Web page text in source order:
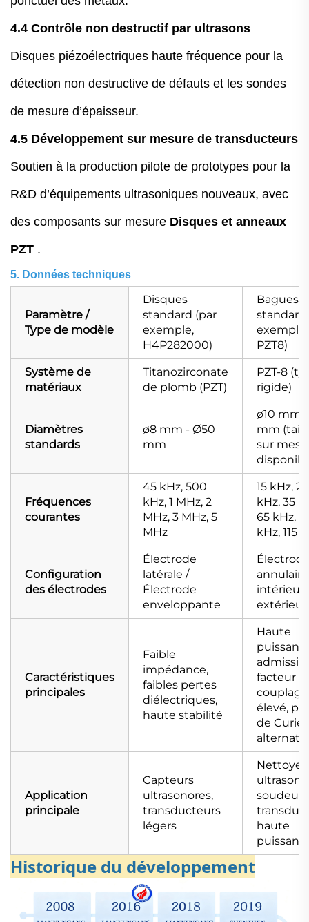
4.4 Contrôle non destructif par ultrasons
Disques piézoélectriques haute fréquence pour la
détection non destructive de défauts et les sondes
de mesure d’épaisseur.
4.5 Développement sur mesure de transducteurs
Soutien à la production pilote de prototypes pour la
R&D d’équipements ultrasoniques nouveaux, avec
des composants sur mesure Disques et anneaux
PZT .
5. Données techniques
Paramètre /
Type de modèle
Disques
standard (par
exemple,
H4P282000)
Bagues
standard
exemple,
PZT8)
Système de
matériaux
Titanozirconate
de plomb (PZT)
PZT-8
rigide)
Diamètres
standards
ø8 mm - Ø50
mm
ø10 mm
mm
sur
Fréquences
courantes
45 kHz, 500
kHz, 1 MHz, 2
MHz, 3 MHz, 5
MHz
15 kHz, 20
kHz, 35
65 kHz,
kHz, 115
Configuration
des électrodes
Électrode
latérale /
Électrode
enveloppante
Caractéristiques
principales
Faible
impédance,
faibles pertes
diélectriques,
haute stabilité
Haute
facteur
couplage
élevé,
de Curie
alternatif
Application
principale
Capteurs
ultrasonores,
transducteurs
légers
haute
Historique du développement